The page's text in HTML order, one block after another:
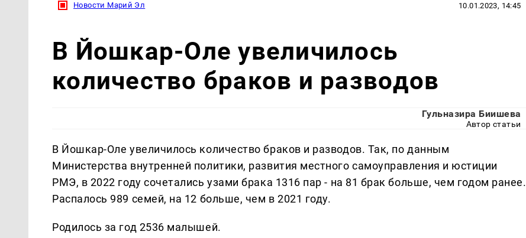
Новости Марий Эл 10.01.2023, 14:45
В Йошкар-Оле увеличилось
количество браков и разводов
Гульназира Биишева
Автор статьи
В Йошкар-Оле увеличилось количество браков и разводов. Так, по данным
Министерства внутренней политики, развития местного самоуправления и юстиции
РМЭ, в 2022 году сочетались узами брака 1316 пар - на 81 брак больше, чем годом ранее.
Распалось 989 семей, на 12 больше, чем в 2021 году.
Родилось за год 2536 малышей.